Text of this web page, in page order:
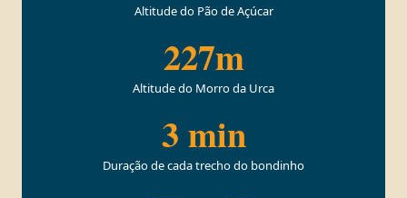
Altitude do Pão de Açúcar
227m
Altitude do Morro da Urca
3 min
Duração de cada trecho do bondinho